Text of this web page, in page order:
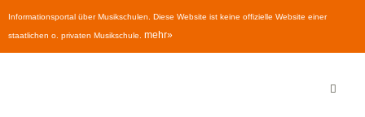
Informationsportal über Musikschulen. Diese Website ist keine offizielle Website einer
staatlichen o. privaten Musikschule. mehr»